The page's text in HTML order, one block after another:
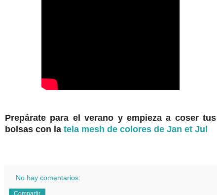
Prepárate para el verano y empieza a coser tus
bolsas con la tela mesh de colores de Jan et Jul
No hay comentarios: